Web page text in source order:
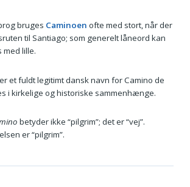
bruges Caminoen ofte med stort, når der
til Santiago; som generelt låneord kan
med lille.
et fuldt legitimt dansk navn for Camino de
i kirkelige og historiske sammenhænge.
betyder ikke “pilgrim”; det er “vej”.
er “pilgrim”.